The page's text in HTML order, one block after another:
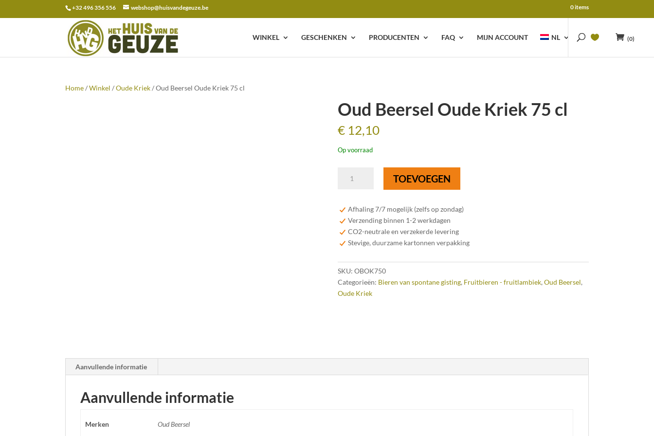
+32 496 356 556 webshop@huisvandegeuze.be 0 items
WINKEL GESCHENKEN PRODUCENTEN FAQ MIJN ACCOUNT NL (0)
Zoeken
naar:
Home/Winkel /Oude Kriek/ Oud Beersel Oude Kriek 75 cl
Oud Beersel Oude Kriek 75 cl
€12,10
Op voorraad
Beersel
Kriek
75
aantal
TOEVOEGEN
Afhaling 7/7 mogelijk (zelfs op zondag)
Verzending binnen 1-2 werkdagen
CO2-neutrale en verzekerde levering
Stevige, duurzame kartonnen verpakking
SKU: OBOK750
Categorieën: Bieren van spontane gisting, Fruitbieren - fruitlambiek, Oud Beersel,
Oude Kriek
Aanvullende informatie
Aanvullende informatie
Merken Oud Beersel